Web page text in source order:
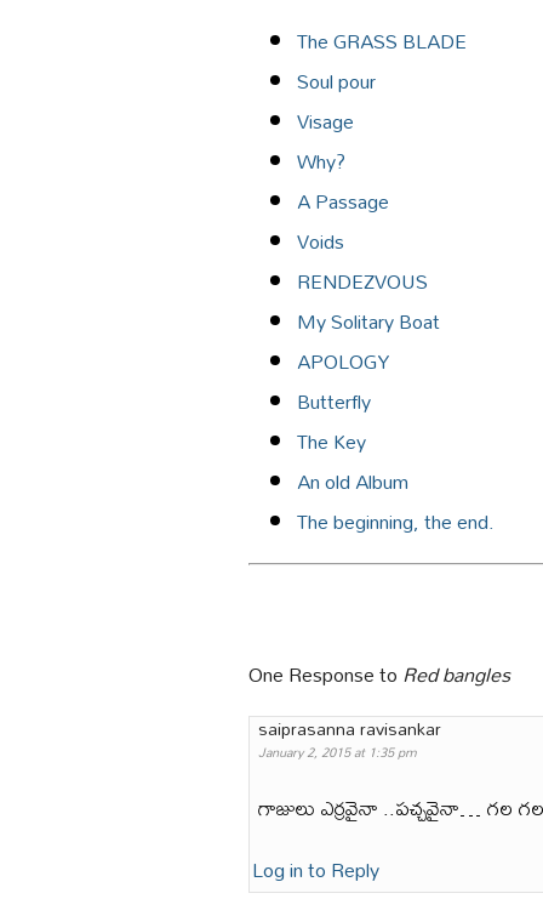
The GRASS BLADE
Soul pour
Visage
Why?
A Passage
Voids
RENDEZVOUS
My Solitary Boat
APOLOGY
Butterfly
The Key
An old Album
The beginning, the end.
One Response toRed bangles
saiprasanna ravisankar
January 2, 2015 at 1:35 pm
గాజులు ఎర్రవైనా ..పచ్చవైనా… గల
Log in to Reply